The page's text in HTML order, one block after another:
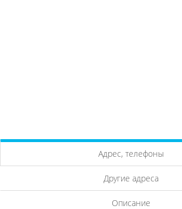
Адрес, телефоны
Другие адреса
Описание